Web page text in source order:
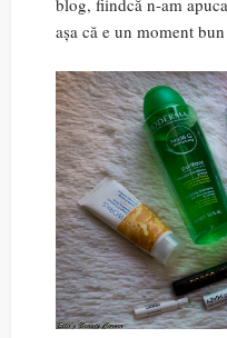
blog, fiindcă n-am
așa că e un moment